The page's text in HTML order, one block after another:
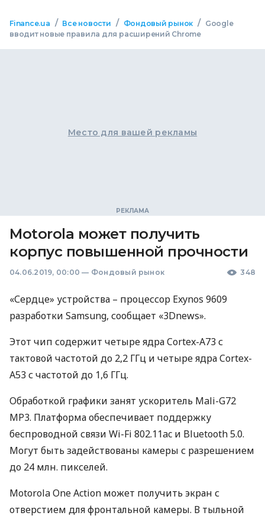
Finance.ua / Все новости / Фондовый рынок /
Google
вводит новые правила для расширений Chrome
Место для вашей рекламы
Motorola может получить
корпус повышенной прочности
04.06.2019, 00:00 — Фондовый рынок 348
«Сердце» устройства – процессор Exynos 9609
разработки Samsung, сообщает «3Dnews».
Этот чип содержит четыре ядра Cortex-A73 с
тактовой частотой до 2,2 ГГц и четыре ядра Cortex-
A53 с частотой до 1,6 ГГц.
Обработкой графики занят ускоритель Mali-G72
MP3. Платформа обеспечивает поддержку
беспроводной связи Wi-Fi 802.11ac и Bluetooth 5.0.
Могут быть задействованы камеры с разрешением
до 24 млн. пикселей.
Motorola One Action может получить экран с
отверстием для фронтальной камеры. В тыльной